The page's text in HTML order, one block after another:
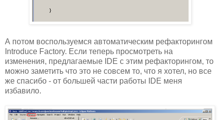
А потом воспользуемся автоматическим рефакторингом
Introduce Factory. Если теперь просмотреть на
изменения, предлагаемые IDE с этим рефакторингом, то
можно заметить что это не совсем то, что я хотел, но все
же спасибо - от большей части работы IDE меня
избавило.